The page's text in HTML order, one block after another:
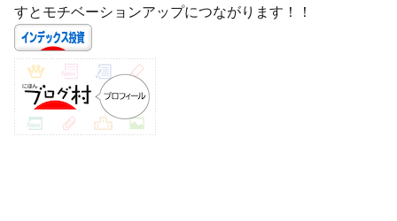
すとモチベーションアップにつながります！！